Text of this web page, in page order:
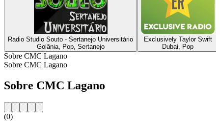
Radio Studio Souto - Sertanejo Universitário
Goiânia, Pop, Sertanejo
Exclusively Taylor Swift
Dubai, Pop
Sobre CMC Lagano
Sobre CMC Lagano
Sobre CMC Lagano
(0)